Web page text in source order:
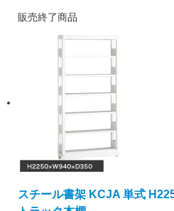
販売終了商品
スチール書架 KCJA 単式